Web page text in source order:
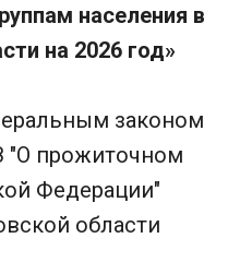
населения в
на 2026 год»
законом
"О прожиточном
Федерации"
области